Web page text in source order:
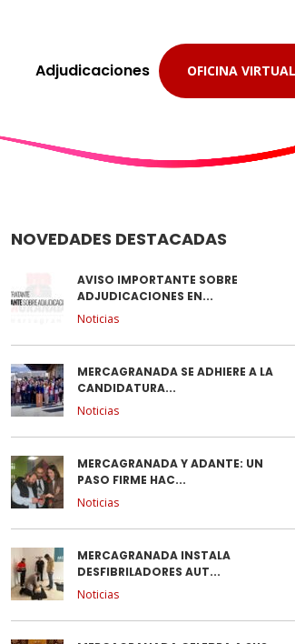
Adjudicaciones OFICINA VIRTUAL
NOVEDADES DESTACADAS
AVISO IMPORTANTE SOBRE
ADJUDICACIONES EN...
Noticias
MERCAGRANADA SE ADHIERE A LA
CANDIDATURA...
Noticias
MERCAGRANADA Y ADANTE: UN
PASO FIRME HAC...
Noticias
MERCAGRANADA INSTALA
DESFIBRILADORES AUT...
Noticias